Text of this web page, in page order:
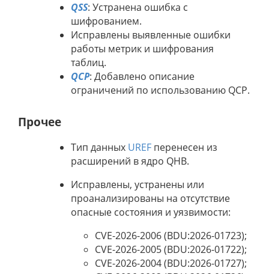
QSS: Устранена ошибка с
шифрованием.
Исправлены выявленные ошибки
работы метрик и шифрования
таблиц.
QCP: Добавлено описание
ограничений по использованию QCP.
Прочее
Тип данных UREF перенесен из
расширений в ядро QHB.
Исправлены, устранены или
проанализированы на отсутствие
опасные состояния и уязвимости:
CVE-2026-2006 (BDU:2026-01723);
CVE-2026-2005 (BDU:2026-01722);
CVE-2026-2004 (BDU:2026-01727);